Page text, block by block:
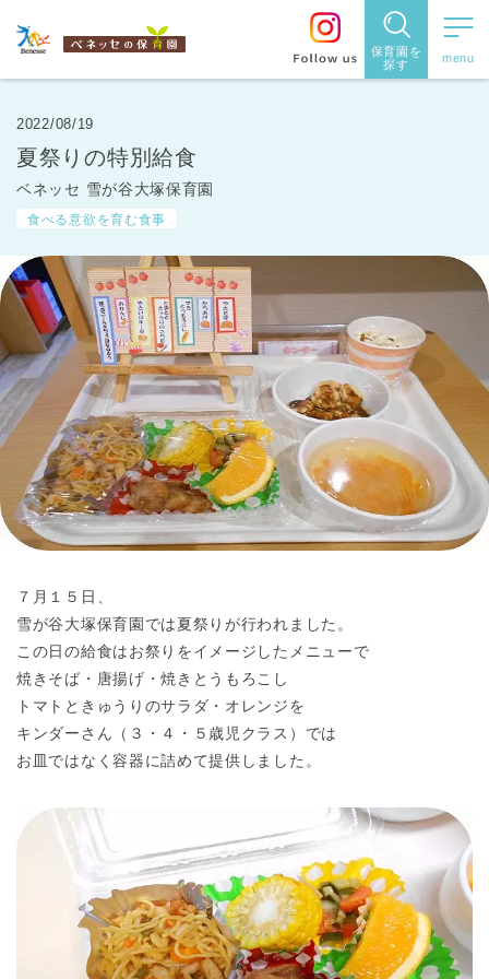
保育園を
探す
保育園を探す
す
都道府県
から探す
東京都
東京都 全域
2022/08/19
夏祭りの特別給食
ベネッセ 雪が谷大塚保育園
食べる意欲を育む食事
７月１５日、
雪が谷大塚保育園では夏祭りが行われました。
この日の給食はお祭りをイメージしたメニューで
焼きそば・唐揚げ・焼きとうもろこし
トマトときゅうりのサラダ・オレンジを
キンダーさん（３・４・５歳児クラス）では
お皿ではなく容器に詰めて提供しました。